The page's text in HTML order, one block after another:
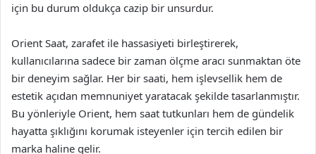
için bu durum oldukça cazip bir unsurdur.
Orient Saat, zarafet ile hassasiyeti birleştirerek,
kullanıcılarına sadece bir zaman ölçme aracı sunmaktan öte
bir deneyim sağlar. Her bir saati, hem işlevsellik hem de
estetik açıdan memnuniyet yaratacak şekilde tasarlanmıştır.
Bu yönleriyle Orient, hem saat tutkunları hem de gündelik
hayatta şıklığını korumak isteyenler için tercih edilen bir
marka haline gelir.